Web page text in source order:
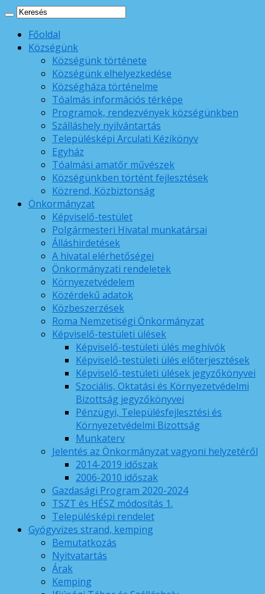
Főoldal
Községünk
Községünk története
Községünk elhelyezkedése
Községháza történelme
Tóalmás információs térképe
Programok, rendezvények községünkben
Szálláshely nyilvántartás
Településképi Arculati Kézikönyv
Egyház
Tóalmási amatőr művészek
Községünkben történt fejlesztések
Közrend, Közbiztonság
Önkormányzat
Képviselő-testület
Polgármesteri Hivatal munkatársai
Álláshirdetések
A hivatal elérhetőségei
Önkormányzati rendeletek
Környezetvédelem
Közérdekű adatok
Közbeszerzések
Roma Nemzetiségi Önkormányzat
Képviselő-testületi ülések
Képviselő-testületi ülés meghívók
Képviselő-testületi ülés előterjesztések
Képviselő-testületi ülések jegyzőkönyvei
Szociális, Oktatási és Környezetvédelmi
Bizottság jegyzőkönyvei
Pénzügyi, Településfejlesztési és
Környezetvédelmi Bizottság
Munkaterv
Jelentés az Önkormányzat vagyoni helyzetéről
2014-2019 időszak
2006-2010 időszak
Gazdasági Program 2020-2024
TSZT és HÉSZ módosítás 1.
Településképi rendelet
Gyógyvizes strand, kemping
Bemutatkozás
Nyitvatartás
Árak
Kemping